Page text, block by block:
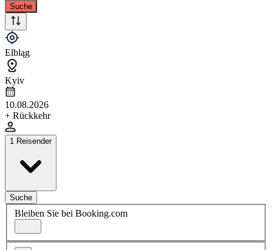
Suche
Elbląg
Kyiv
10.08.2026
+ Rückkehr
1 Reisender
Suche
Bleiben Sie bei Booking.com